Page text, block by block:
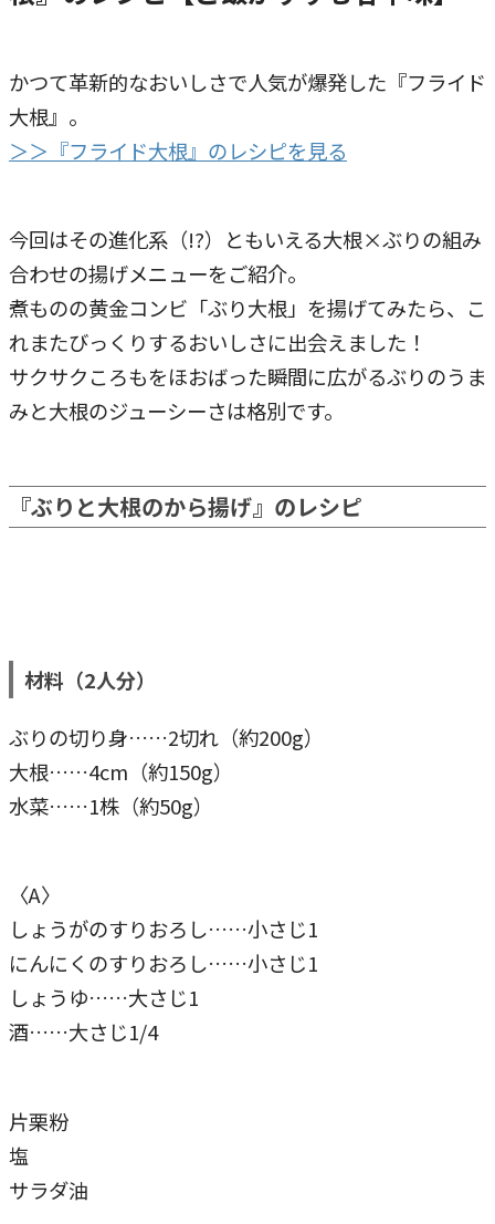
かつて革新的なおいしさで人気が爆発した『フライド
大根』。
＞＞『フライド大根』のレシピを見る
今回はその進化系（!?）ともいえる大根×ぶりの組み
合わせの揚げメニューをご紹介。
煮ものの黄金コンビ「ぶり大根」を揚げてみたら、こ
れまたびっくりするおいしさに出会えました！
サクサクころもをほおばった瞬間に広がるぶりのうま
みと大根のジューシーさは格別です。
『ぶりと大根のから揚げ』のレシピ
材料（2人分）
ぶりの切り身……2切れ（約200g）
大根……4cm（約150g）
水菜……1株（約50g）
〈A〉
しょうがのすりおろし……小さじ1
にんにくのすりおろし……小さじ1
しょうゆ……大さじ1
酒……大さじ1/4
片栗粉
塩
サラダ油